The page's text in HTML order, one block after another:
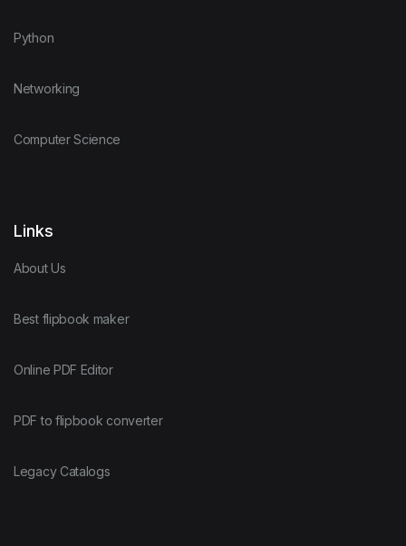
Python
Networking
Computer Science
Links
About Us
Best flipbook maker
Online PDF Editor
PDF to flipbook converter
Legacy Catalogs